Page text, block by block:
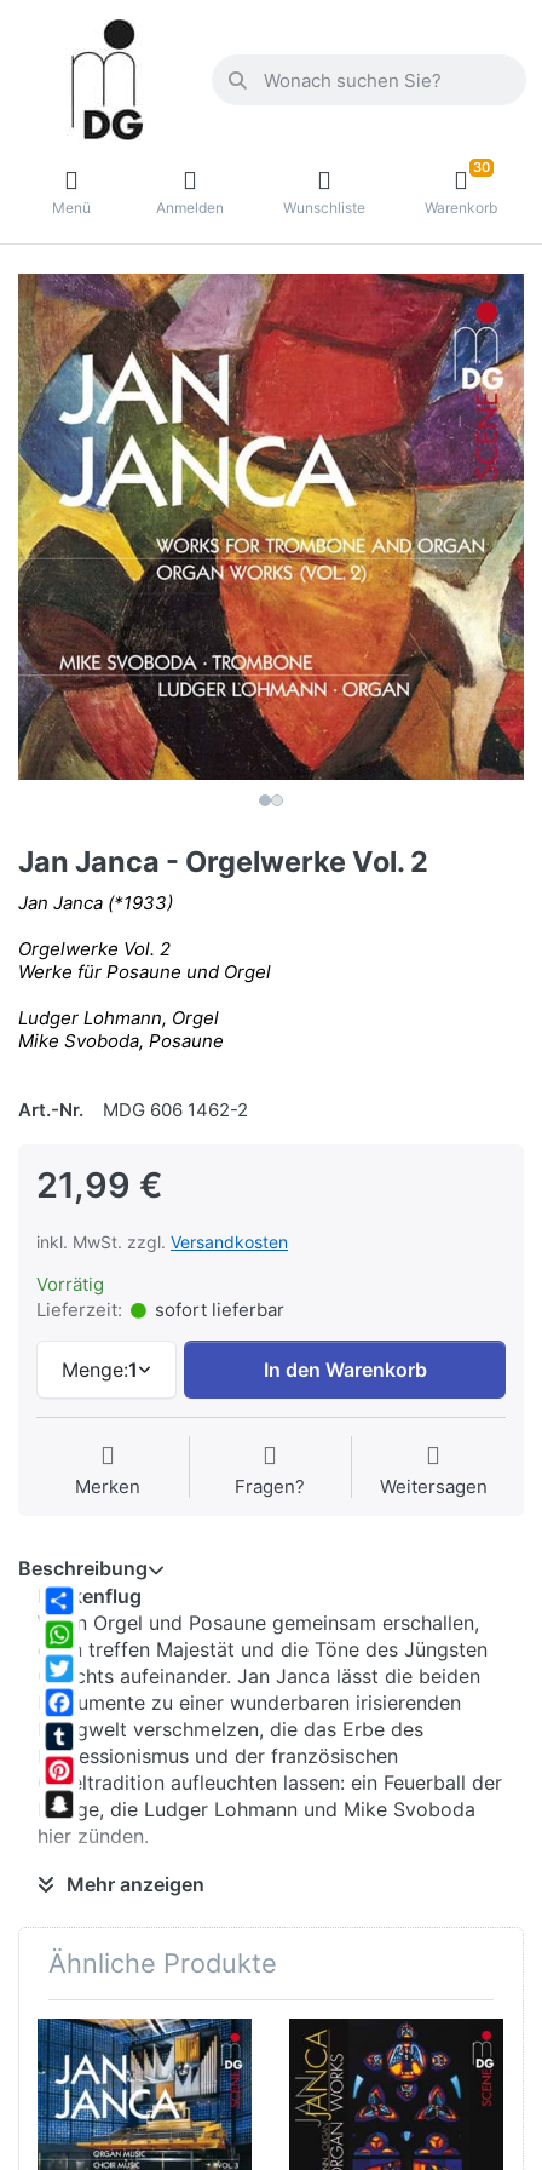
Menü Anmelden Wunschliste
30
Warenkorb
Jan Janca - Orgelwerke Vol. 2
Jan Janca (*1933)
Orgelwerke Vol. 2
Werke für Posaune und Orgel
Ludger Lohmann, Orgel
Mike Svoboda, Posaune
Art.-Nr. MDG 606 1462-2
21,99 €
inkl. MwSt. zzgl. Versandkosten
Vorrätig
Lieferzeit:
sofort lieferbar
Menge:1 In den Warenkorb
Merken Fragen? Weitersagen
Share
WhatsApp
Twitter
Facebook
Tumblr
Pinterest
Snapchat
Beschreibung
Funkenflug
Wenn Orgel und Posaune gemeinsam erschallen,
dann treffen Majestät und die Töne des Jüngsten
Gerichts aufeinander. Jan Janca lässt die beiden
Instrumente zu einer wunderbaren irisierenden
Klangwelt verschmelzen, die das Erbe des
Impressionismus und der französischen
Orgeltradition aufleuchten lassen: ein Feuerball der
Klänge, die Ludger Lohmann und Mike Svoboda
hier zünden.
Hektik ist der Musik des in Danzig geborenen, in
Krakau, Stuttgart und Paris ausgebildeten
Klangbänder reißen nicht ab. Sie bringen Farbe
und Leuchtkraft der Instrumente gleichermaßen
zum Glühen und nehmen ihre substanzielle Kraft
aus dem tiefsten Glaubensverständnis vom
auferstandenen Christus.
Mehr anzeigen
Ähnliche Produkte